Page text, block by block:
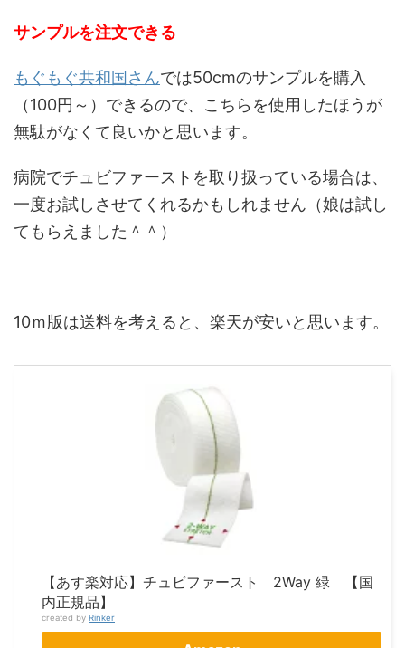
サンプルを注文できる
もぐもぐ共和国さんでは50cmのサンプルを購入
（100円～）できるので、こちらを使用したほうが
無駄がなくて良いかと思います。
病院でチュビファーストを取り扱っている場合は、
一度お試しさせてくれるかもしれません（娘は試し
てもらえました＾＾）
10ｍ版は送料を考えると、楽天が安いと思います。
【あす楽対応】チュビファースト 2Way 緑 【国
内正規品】
created by Rinker